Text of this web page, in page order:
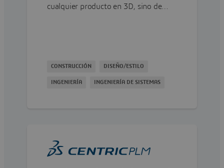
cualquier producto en 3D, sino de
CONSTRUCCIÓN DISEÑO/ESTILO
INGENIERÍA INGENIERÍA DE SISTEMAS